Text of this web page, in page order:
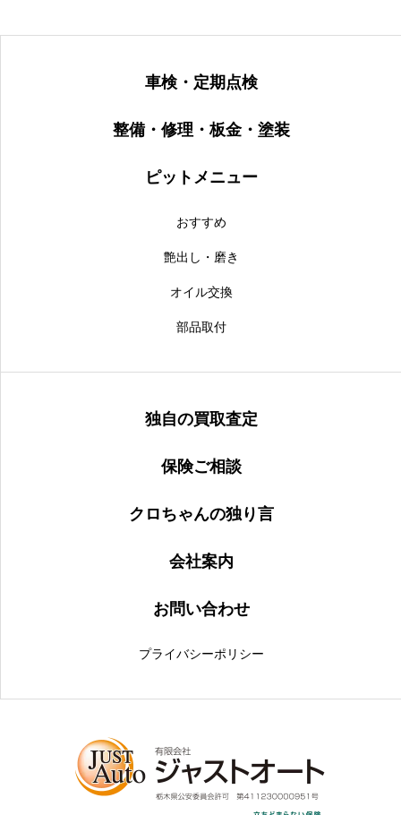
車検・定期点検
整備・修理・板金・塗装
ピットメニュー
おすすめ
艶出し・磨き
オイル交換
部品取付
独自の買取査定
保険ご相談
クロちゃんの独り言
会社案内
お問い合わせ
プライバシーポリシー